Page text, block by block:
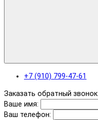
+7 (910) 799-47-61
Заказать обратный звонок
Ваше имя:
Ваш телефон: